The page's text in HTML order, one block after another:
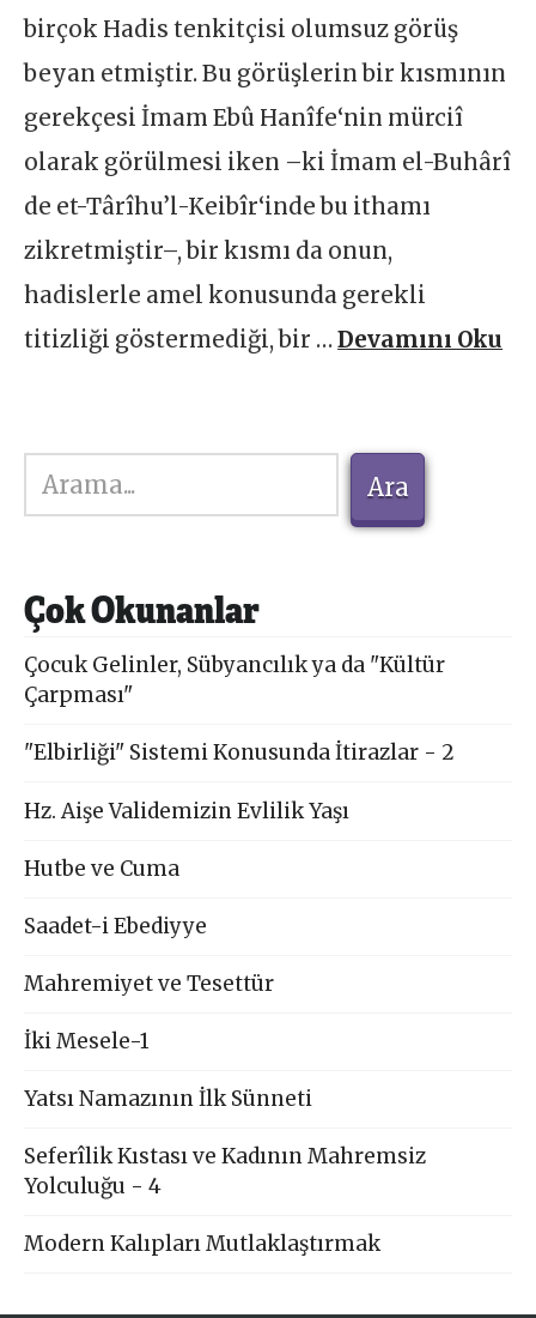
birçok Hadis tenkitçisi olumsuz görüş
beyan etmiştir. Bu görüşlerin bir kısmının
gerekçesi İmam Ebû Hanîfe‘nin mürciî
olarak görülmesi iken –ki İmam el-Buhârî
de et-Târîhu’l-Keibîr‘inde bu ithamı
zikretmiştir–, bir kısmı da onun,
hadislerle amel konusunda gerekli
titizliği göstermediği, bir …Devamını Oku
Ara
Ara
Çok Okunanlar
Çocuk Gelinler, Sübyancılık ya da "Kültür
Çarpması"
"Elbirliği" Sistemi Konusunda İtirazlar - 2
Hz. Aişe Validemizin Evlilik Yaşı
Hutbe ve Cuma
Saadet-i Ebediyye
Mahremiyet ve Tesettür
İki Mesele-1
Yatsı Namazının İlk Sünneti
Seferîlik Kıstası ve Kadının Mahremsiz
Yolculuğu - 4
Modern Kalıpları Mutlaklaştırmak